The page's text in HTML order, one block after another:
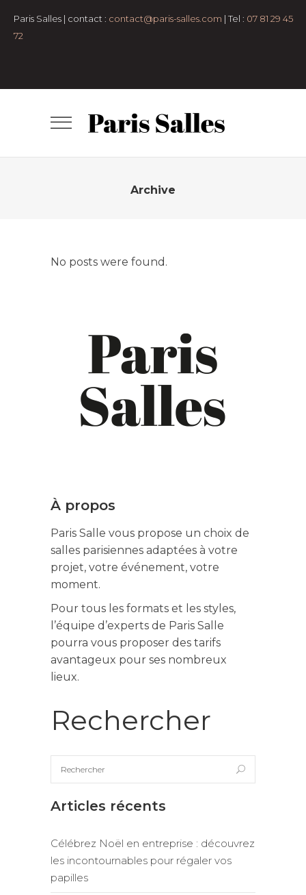
Paris Salles | contact : contact@paris-salles.com | Tel : 07 81 29 45
72
Archive
No posts were found.
À propos
Paris Salle vous propose un choix de
salles parisiennes adaptées à votre
projet, votre événement, votre
moment.
Pour tous les formats et les styles,
l’équipe d’experts de Paris Salle
pourra vous proposer des tarifs
avantageux pour ses nombreux
lieux.
Rechercher
Articles récents
Célébrez Noël en entreprise : découvrez
les incontournables pour régaler vos
papilles